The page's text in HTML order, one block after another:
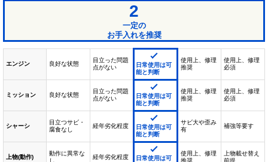
2
一定の
お手入れを推奨
エンジン 良好な状態
目立った問題
点がない
日常使用は可
能と判断
使用上、修理
推奨
使用上、修理
必須
ミッション 良好な状態
目立った問題
点がない
日常使用は可
能と判断
使用上、修理
推奨
使用上、修理
必須
シャーシ
目立つサビ・
腐食なし
経年劣化程度
日常使用は可
能と判断
サビ大や歪み
有
補強等要す
上物(動作)
動作に異常な
し
経年劣化程度
日常使用は可
使用上、修理
推奨
上物載せ替え
前提